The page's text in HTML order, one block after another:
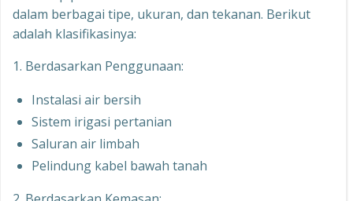
dalam berbagai tipe, ukuran, dan tekanan. Berikut
adalah klasifikasinya:
1. Berdasarkan Penggunaan:
Instalasi air bersih
Sistem irigasi pertanian
Saluran air limbah
Pelindung kabel bawah tanah